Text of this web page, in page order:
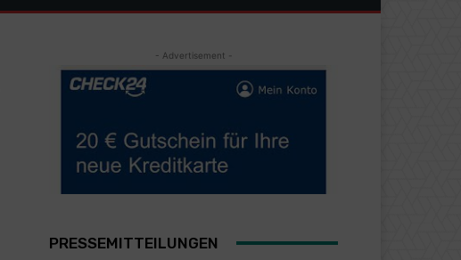
- Advertisement -
PRESSEMITTEILUNGEN